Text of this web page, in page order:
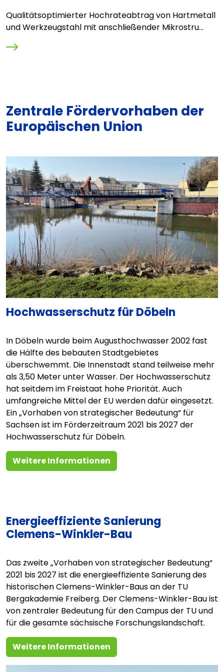
Qualitätsoptimierter Hochrateabtrag von Hartmetall
und Werkzeugstahl mit anschließender Mikrostru...
Zentrale Fördervorhaben der
Europäischen Union
Hochwasserschutz für Döbeln
In Döbeln wurde beim Augusthochwasser 2002 fast
die Hälfte des bebauten Stadtgebietes
überschwemmt. Die Innenstadt stand teilweise mehr
als 3,50 Meter unter Wasser. Der Hochwasserschutz
hat seitdem im Freistaat hohe Priorität. Auch
umfangreiche Mittel der EU werden dafür eingesetzt.
Ein „Vorhaben von strategischer Bedeutung“ für
Sachsen ist im Förderzeitraum 2021 bis 2027 der
Hochwasserschutz für Döbeln.
Weitere Informationen
Energieeffiziente Sanierung
Clemens-Winkler-Bau
Das zweite „Vorhaben von strategischer Bedeutung“
2021 bis 2027 ist die energieeffiziente Sanierung des
historischen Clemens-Winkler-Baus an der TU
Bergakademie Freiberg. Der Clemens-Winkler-Bau ist
von zentraler Bedeutung für den Campus der TU und
für die gesamte sächsische Forschungslandschaft.
Weitere Informationen